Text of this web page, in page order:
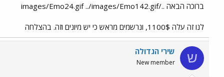
ברוכה הבאה ../images/Emo24.gif ../images/Emo142.gif
לנו זה עלה 1100$, ונרשמים מראש כי יש מיונים וזה. בהצלחה
ש שירי הגדולה
New member